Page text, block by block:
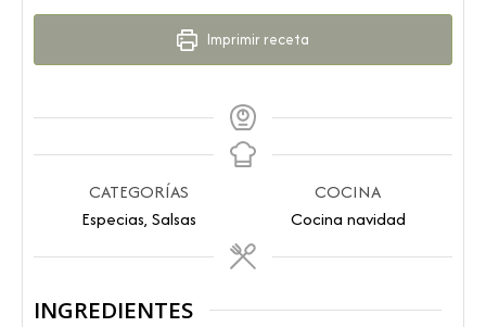
Imprimir receta
CATEGORÍAS
Especias, Salsas
COCINA
Cocina navidad
INGREDIENTES